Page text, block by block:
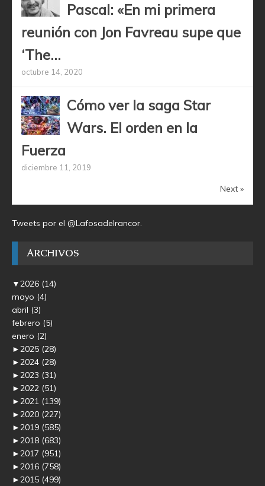
Pascal: «En mi primera
reunión con Jon Favreau supe que
‘The...
octubre 14, 2020
Cómo ver la saga Star
Wars. El orden en la
Fuerza
diciembre 11, 2019
Next »
Tweets por el @Lafosadelrancor.
ARCHIVOS
▼2026 (14)
mayo (4)
abril (3)
febrero (5)
enero (2)
►2025 (28)
►2024 (28)
►2023 (31)
►2022 (51)
►2021 (139)
►2020 (227)
►2019 (585)
►2018 (683)
►2017 (951)
►2016 (758)
►2015 (499)